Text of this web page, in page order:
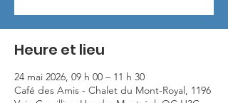
Heure et lieu
24 mai 2026, 09 h 00 – 11 h 30
Café des Amis - Chalet du Mont-Royal, 1196